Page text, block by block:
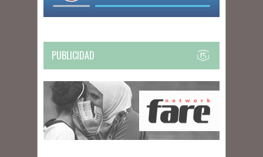
PUBLICIDAD